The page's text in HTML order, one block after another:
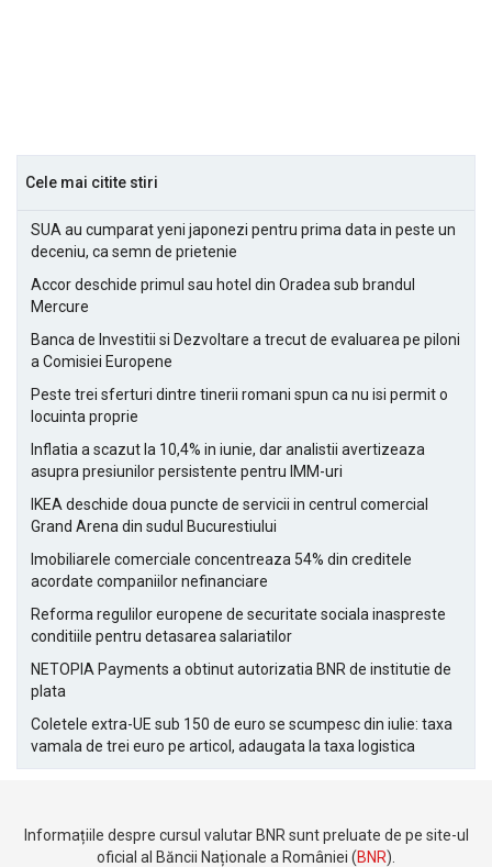
Cele mai citite stiri
SUA au cumparat yeni japonezi pentru prima data in peste un
deceniu, ca semn de prietenie
Accor deschide primul sau hotel din Oradea sub brandul
Mercure
Banca de Investitii si Dezvoltare a trecut de evaluarea pe piloni
a Comisiei Europene
Peste trei sferturi dintre tinerii romani spun ca nu isi permit o
locuinta proprie
Inflatia a scazut la 10,4% in iunie, dar analistii avertizeaza
asupra presiunilor persistente pentru IMM-uri
IKEA deschide doua puncte de servicii in centrul comercial
Grand Arena din sudul Bucurestiului
Imobiliarele comerciale concentreaza 54% din creditele
acordate companiilor nefinanciare
Reforma regulilor europene de securitate sociala inaspreste
conditiile pentru detasarea salariatilor
NETOPIA Payments a obtinut autorizatia BNR de institutie de
plata
Coletele extra-UE sub 150 de euro se scumpesc din iulie: taxa
vamala de trei euro pe articol, adaugata la taxa logistica
Informațiile despre cursul valutar BNR sunt preluate de pe site-ul
oficial al Băncii Naționale a României (BNR).